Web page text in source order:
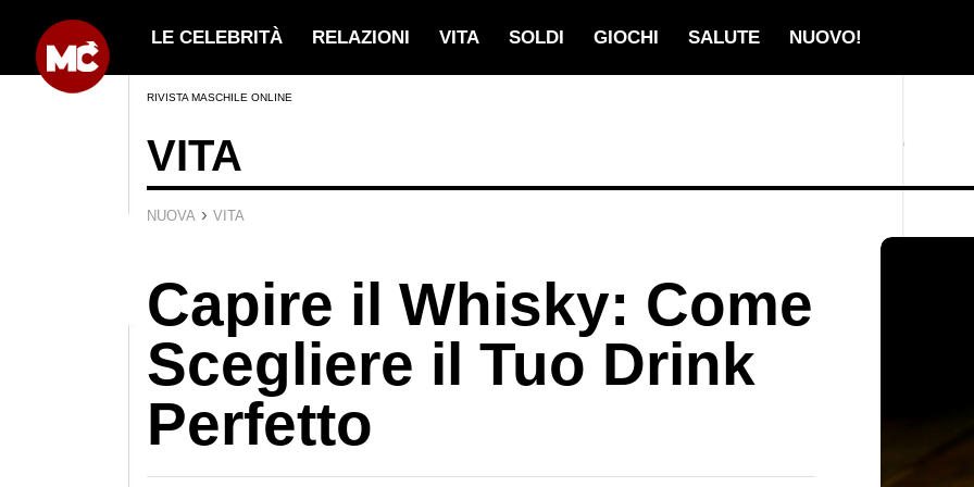
LE CELEBRITÀ RELAZIONI VITA SOLDI GIOCHI SALUTE NUOVO!
RIVISTA MASCHILE ONLINE
VITA
NUOVA › VITA
Capire il Whisky: Come
Scegliere il Tuo Drink
Perfetto